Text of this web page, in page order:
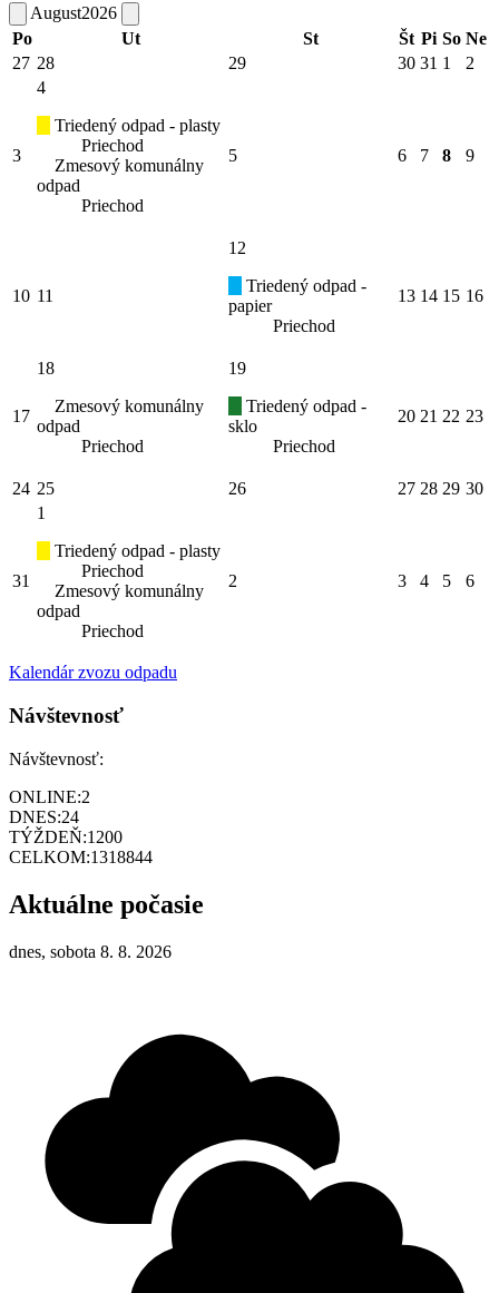
August2026
Po
Ut St Št Pi So Ne
27 28 29 30 31 1 2
3
4
Triedený odpad - plasty
Priechod
Zmesový komunálny
odpad
Priechod
5 6 7 8 9
10 11
12
Triedený odpad -
papier
Priechod
13 14 15 16
17
18
Zmesový komunálny
odpad
Priechod
19
Triedený odpad -
sklo
Priechod
20 21 22 23
24 25 26 27 28 29 30
31
1
Triedený odpad - plasty
Priechod
Zmesový komunálny
odpad
Priechod
2 3 4 5 6
Kalendár zvozu odpadu
Návštevnosť
Návštevnosť:
ONLINE:2
DNES:24
TÝŽDEŇ:1200
CELKOM:1318844
Aktuálne počasie
dnes, sobota 8. 8. 2026